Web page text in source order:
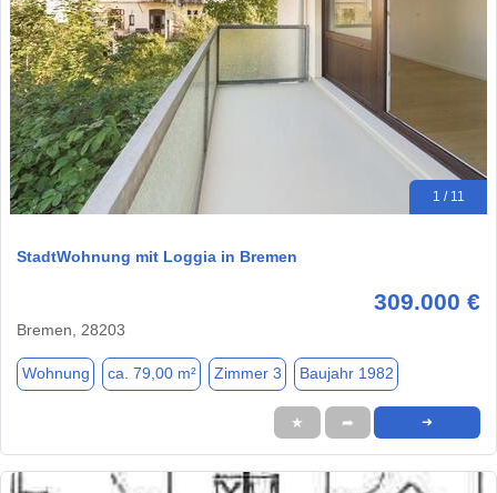
1 / 11
StadtWohnung mit Loggia in Bremen
309.000 €
Bremen, 28203
Wohnung ca. 79,00 m² Zimmer 3 Baujahr 1982
★ ➦ ➜